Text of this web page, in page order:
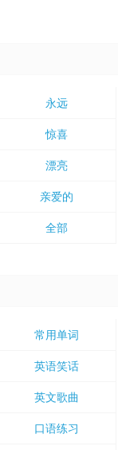
永远
惊喜
漂亮
亲爱的
全部
常用单词
英语笑话
英文歌曲
口语练习